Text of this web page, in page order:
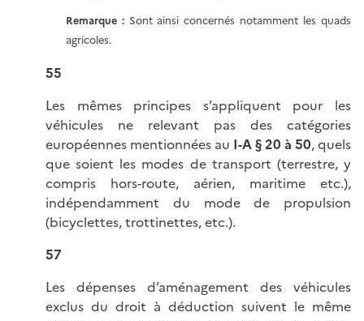
Remarque :Sont ainsi concernés notamment les quads
agricoles.
55
Les mêmes principes s’appliquent pour les
véhicules ne relevant pas des catégories
européennes mentionnées au I-A § 20 à 50, quels
que soient les modes de transport (terrestre, y
compris hors-route, aérien, maritime etc.),
indépendamment du mode de propulsion
(bicyclettes, trottinettes, etc.).
57
Les dépenses d’aménagement des véhicules
exclus du droit à déduction suivent le même